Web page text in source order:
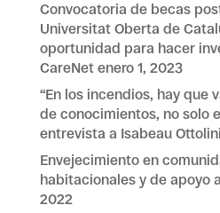
Convocatoria de becas
Universitat Oberta de
oportunidad para hacer
CareNet enero 1, 2023
“En los incendios, hay que
de conocimientos, no solo
entrevista a Isabeau Ottolini
Envejecimiento en
habitacionales y de apoyo
2022